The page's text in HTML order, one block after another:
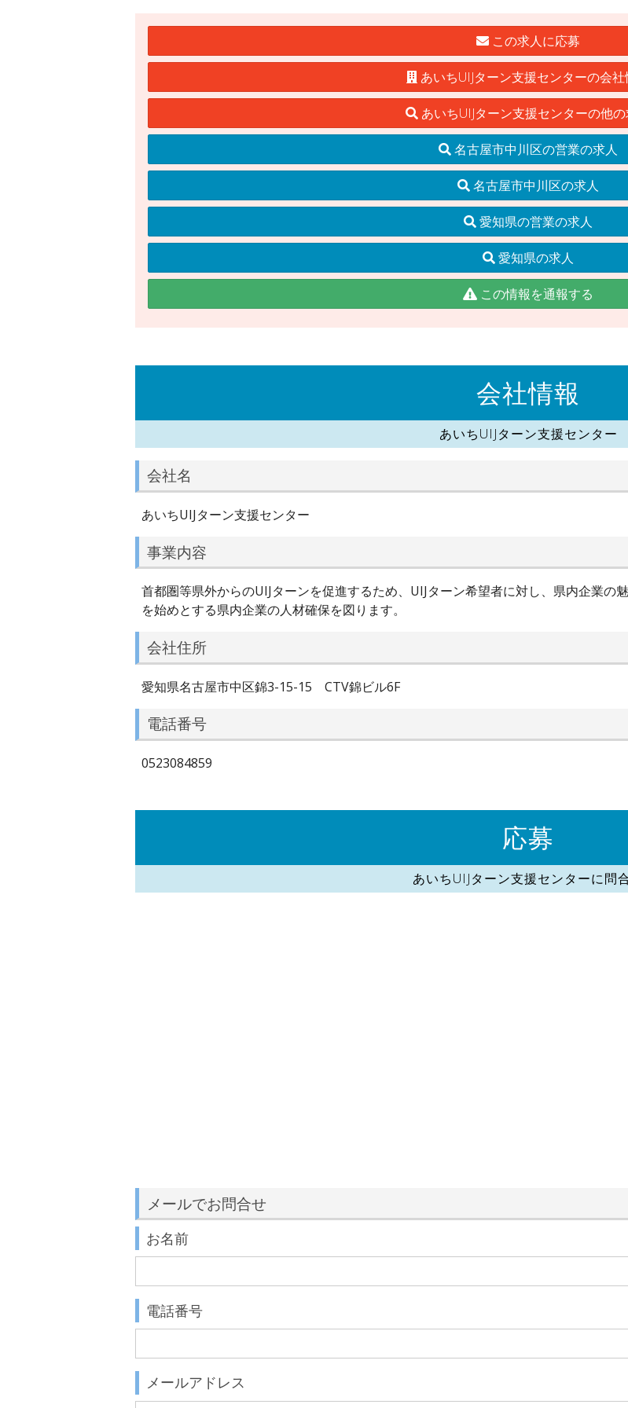
この求人に応募
あいちUIJターン支援センターの会社
あいちUIJターン支援センターの他の
名古屋市中川区の営業の求人
名古屋市中川区の求人
愛知県の営業の求人
愛知県の求人
この情報を通報する
会社情報
あいちUIJターン支援センター
会社名
あいちUIJターン支援センター
事業内容
首都圏等県外からのUIJターンを促進するため、UIJターン希望者に対し、県内企業の
を始めとする県内企業の人材確保を図ります。
会社住所
愛知県名古屋市中区錦3-15-15 CTV錦ビル6F
電話番号
0523084859
応募
あいちUIJターン支援センターに問
メールでお問合せ
お名前
電話番号
メールアドレス